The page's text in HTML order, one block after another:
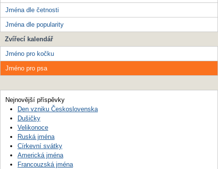
Jména dle četnosti
Jména dle popularity
Zvířecí kalendář
Jméno pro kočku
Jméno pro psa
Nejnovější příspěvky
Den vzniku Československa
Dušičky
Velikonoce
Ruská jména
Církevní svátky
Americká jména
Francouzská jména